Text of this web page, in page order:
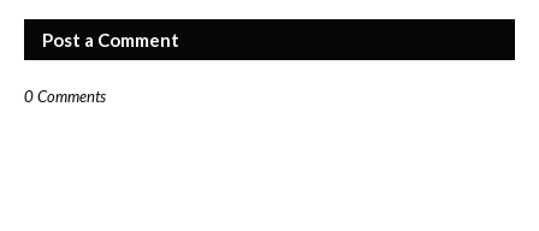
Post a Comment
0 Comments